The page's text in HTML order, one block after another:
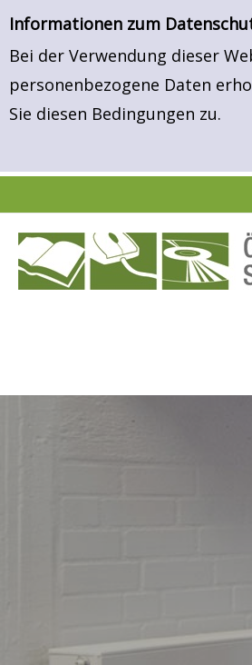
Neuerwerbungen
Informationen zum
Bei der Verwendung dieser
personenbezogene Daten
Sie diesen Bedingungen zu.
Zur Detailanzeige springen